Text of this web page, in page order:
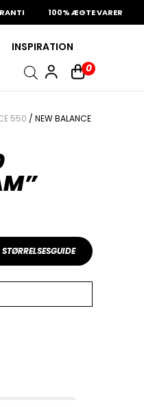
100% ÆGTE VARER
INSPIRATION
0
550 / NEW BALANCE
STØRRELSESGUIDE